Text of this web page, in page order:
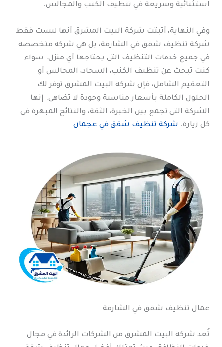
استثنائية وسريعة في تنظيف الكنب والمجالس.
وفي النهاية، أثبتت شركة البيت المشرق أنها ليست فقط
شركة تنظيف شقق في الشارقة، بل هي شركة متخصصة
في جميع خدمات التنظيف التي يحتاجها أي منزل. سواء
كنت تبحث عن تنظيف الكنب، السجاد، المجالس أو
التعقيم الشامل، فإن شركة البيت المشرق توفر لك
الحلول الكاملة بأسعار مناسبة وجودة لا تضاهى. إنها
الشركة التي تجمع بين الخبرة، الثقة، والنتائج المبهرة في
كل زيارة. شركة تنظيف شقق في عجمان
عمال تنظيف شقق في الشارقة
تُعد شركة البيت المشرق من الشركات الرائدة في مجال